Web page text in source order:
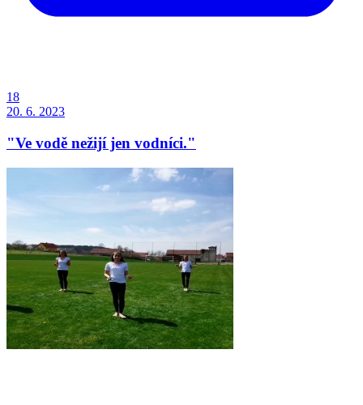
18
20. 6. 2023
"Ve vodě nežijí jen vodníci."